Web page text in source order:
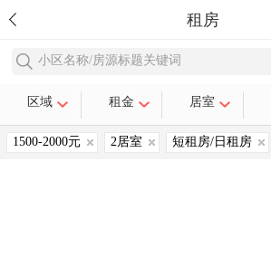
租房
小区名称/房源标题关键词
区域 租金 居室
1500-2000元 2居室 短租房/日租房